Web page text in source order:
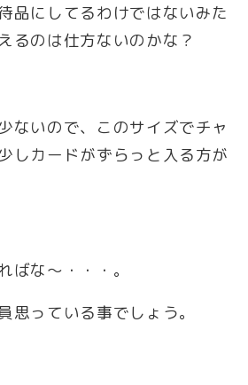
品にしてるわけではないみた
るのは仕方ないのかな？
ないので、このサイズでチャ
しカードがずらっと入る方が
ばな～・・・。
思っている事でしょう。